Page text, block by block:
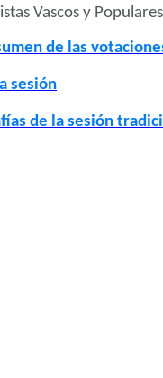
Vascos y
de las
sesión
de la sesión